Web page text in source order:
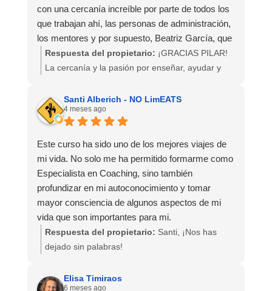
con una cercanía increíble por parte de todos los
que trabajan ahí, las personas de administración,
los mentores y por supuesto, Beatriz García, que
tiene una vocación en enseñar y ayudar
espectacular y siempre con una sonrisa y
Respuesta del propietario: ¡GRACIAS PILAR!
La cercanía y la pasión por enseñar, ayudar y
valorarlo, disfrutarlo y elegirnos! Esperamos
seguir acompañándote. Eres parte de la familia
Crearte.
Santi Alberich - NO LimEATS
4 meses ago
Este curso ha sido uno de los mejores viajes de
mi vida. No solo me ha permitido formarme como
Especialista en Coaching, sino también
profundizar en mi autoconocimiento y tomar
mayor consciencia de algunos aspectos de mi
vida que son importantes para mi.
El curso de Especialista en Coaching 100% online
horaria que necesitaba. A parte de los laboratorios
Respuesta del propietario: Santi, ¡Nos has
dejado sin palabras!
Cada palabra que compartes refleja fielmente
Elisa Timiraos
6 meses ago